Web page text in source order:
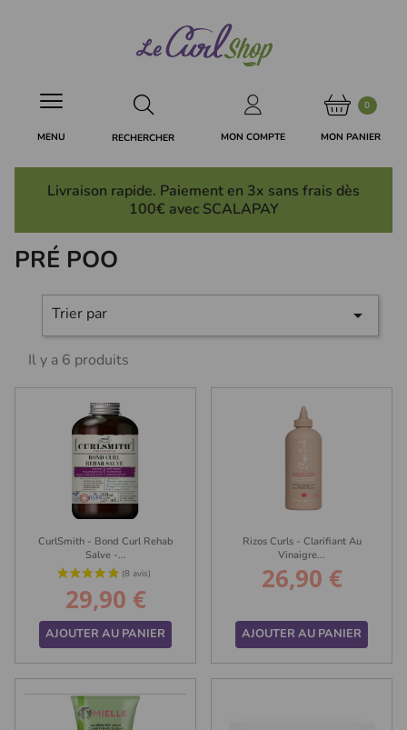
MON COMPTE
0
MON PANIER
RECHERCHER
MENU
Livraison rapide. Paiement en 3x sans frais dès
100€ avec SCALAPAY
PRÉ POO
Trier par 
Il y a 6 produits
CurlSmith - Bond Curl Rehab
Salve -...
Prix
29,90 €
AJOUTER AU PANIER
Rizos Curls - Clarifiant Au
Vinaigre...
Prix
26,90 €
AJOUTER AU PANIER